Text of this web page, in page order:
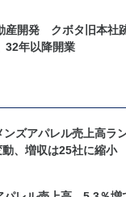
産開発 クボタ旧本社
32年以降開業
ンズアパレル売上高
、増収は25社に縮小